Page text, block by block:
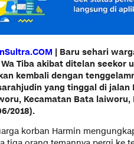
| Baru sehari
Tiba akibat ditelan seekor
kembali dengan
yang tinggal di
Kecamatan Bata
2018).
korban Harmin